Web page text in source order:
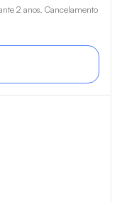
2 anos. Cancelamento